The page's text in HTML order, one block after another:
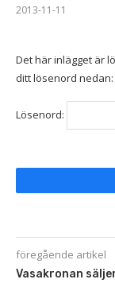
2013-11-11
Det här inlägget är
ditt lösenord nedan:
Lösenord:
föregående artikel
Vasakronan